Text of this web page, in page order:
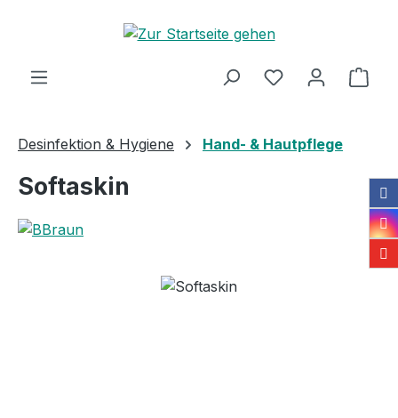
Zum Hauptinhalt springen
Desinfektion & Hygiene Hand- & Hautpflege
Softaskin
Bildergalerie überspringen